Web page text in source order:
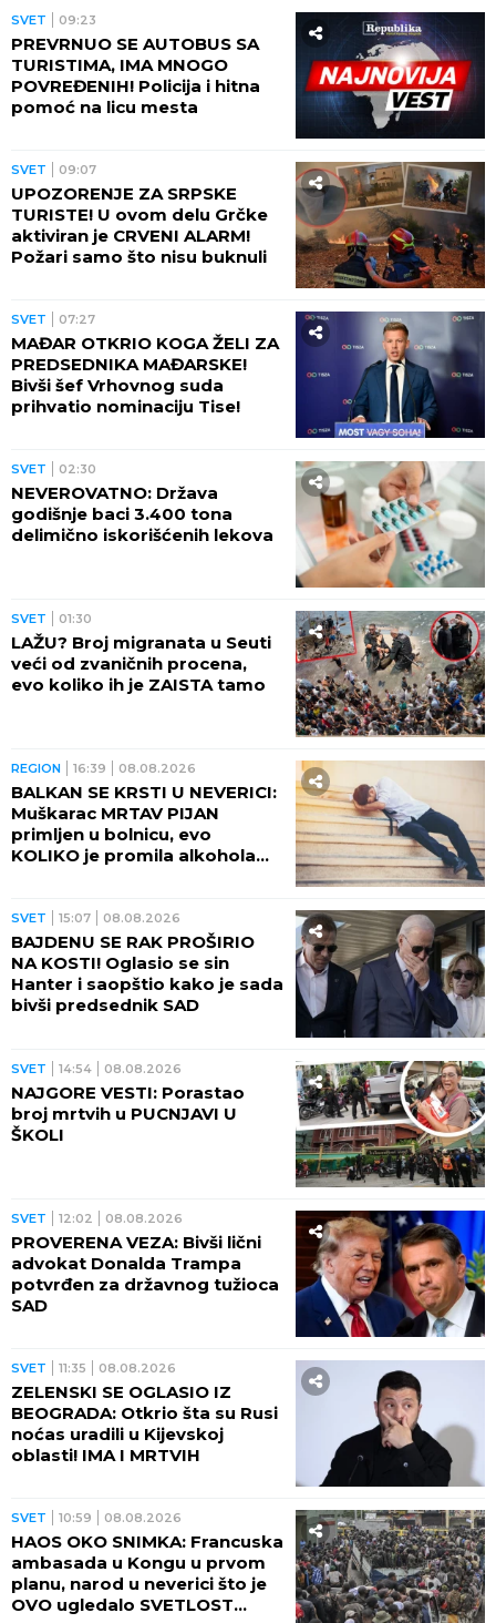
SVET 09:23
PREVRNUO SE AUTOBUS SA
TURISTIMA, IMA MNOGO
POVREĐENIH! Policija i hitna
pomoć na licu mesta
SVET 09:07
UPOZORENJE ZA SRPSKE
TURISTE! U ovom delu Grčke
aktiviran je CRVENI ALARM!
Požari samo što nisu buknuli
SVET 07:27
MAĐAR OTKRIO KOGA ŽELI ZA
PREDSEDNIKA MAĐARSKE!
Bivši šef Vrhovnog suda
prihvatio nominaciju Tise!
SVET 02:30
NEVEROVATNO: Država
godišnje baci 3.400 tona
delimično iskorišćenih lekova
SVET 01:30
LAŽU? Broj migranata u Seuti
veći od zvaničnih procena,
evo koliko ih je ZAISTA tamo
REGION 16:39 08.08.2026
BALKAN SE KRSTI U NEVERICI:
Muškarac MRTAV PIJAN
primljen u bolnicu, evo
KOLIKO je promila alkohola
SVET 15:07 08.08.2026
BAJDENU SE RAK PROŠIRIO
NA KOSTI! Oglasio se sin
Hanter i saopštio kako je sada
bivši predsednik SAD
SVET 14:54 08.08.2026
NAJGORE VESTI: Porastao
broj mrtvih u PUCNJAVI U
ŠKOLI
SVET 12:02 08.08.2026
PROVERENA VEZA: Bivši lični
advokat Donalda Trampa
potvrđen za državnog tužioca
SAD
SVET 11:35 08.08.2026
ZELENSKI SE OGLASIO IZ
BEOGRADA: Otkrio šta su Rusi
noćas uradili u Kijevskoj
oblasti! IMA I MRTVIH
SVET 10:59 08.08.2026
HAOS OKO SNIMKA: Francuska
ambasada u Kongu u prvom
planu, narod u neverici što je
OVO ugledalo SVETLOST